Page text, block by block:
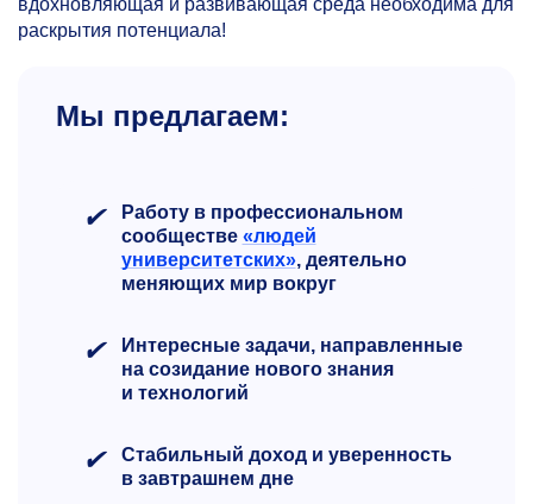
раскрытия потенциала!
Мы предлагаем:
✔
Работу в профессиональном
сообществе «людей
университетских», деятельно
меняющих мир вокруг
✔
Интересные задачи, направленные
на созидание нового знания
и технологий
✔
Стабильный доход и уверенность
в завтрашнем дне